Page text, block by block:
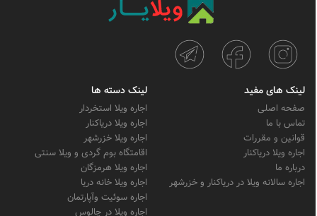
لینک های مفید
صفحه اصلی
تماس با ما
قوانین و مقررات
اجاره ویلا دریاکنار
درباره ما
اجاره سالانه ویلا در دریاکنار و خزرشهر
لینک دسته ها
اجاره ویلا استخردار
اجاره ویلا دریاکنار
اجاره ویلا خزرشهر
اقامتگاه بوم گردی و ویلا سنتی
اجاره ویلا هرمزگان
اجاره ویلا خانه دریا
اجاره سوئیت وآپارتمان
اجاره ویلا در چالوس